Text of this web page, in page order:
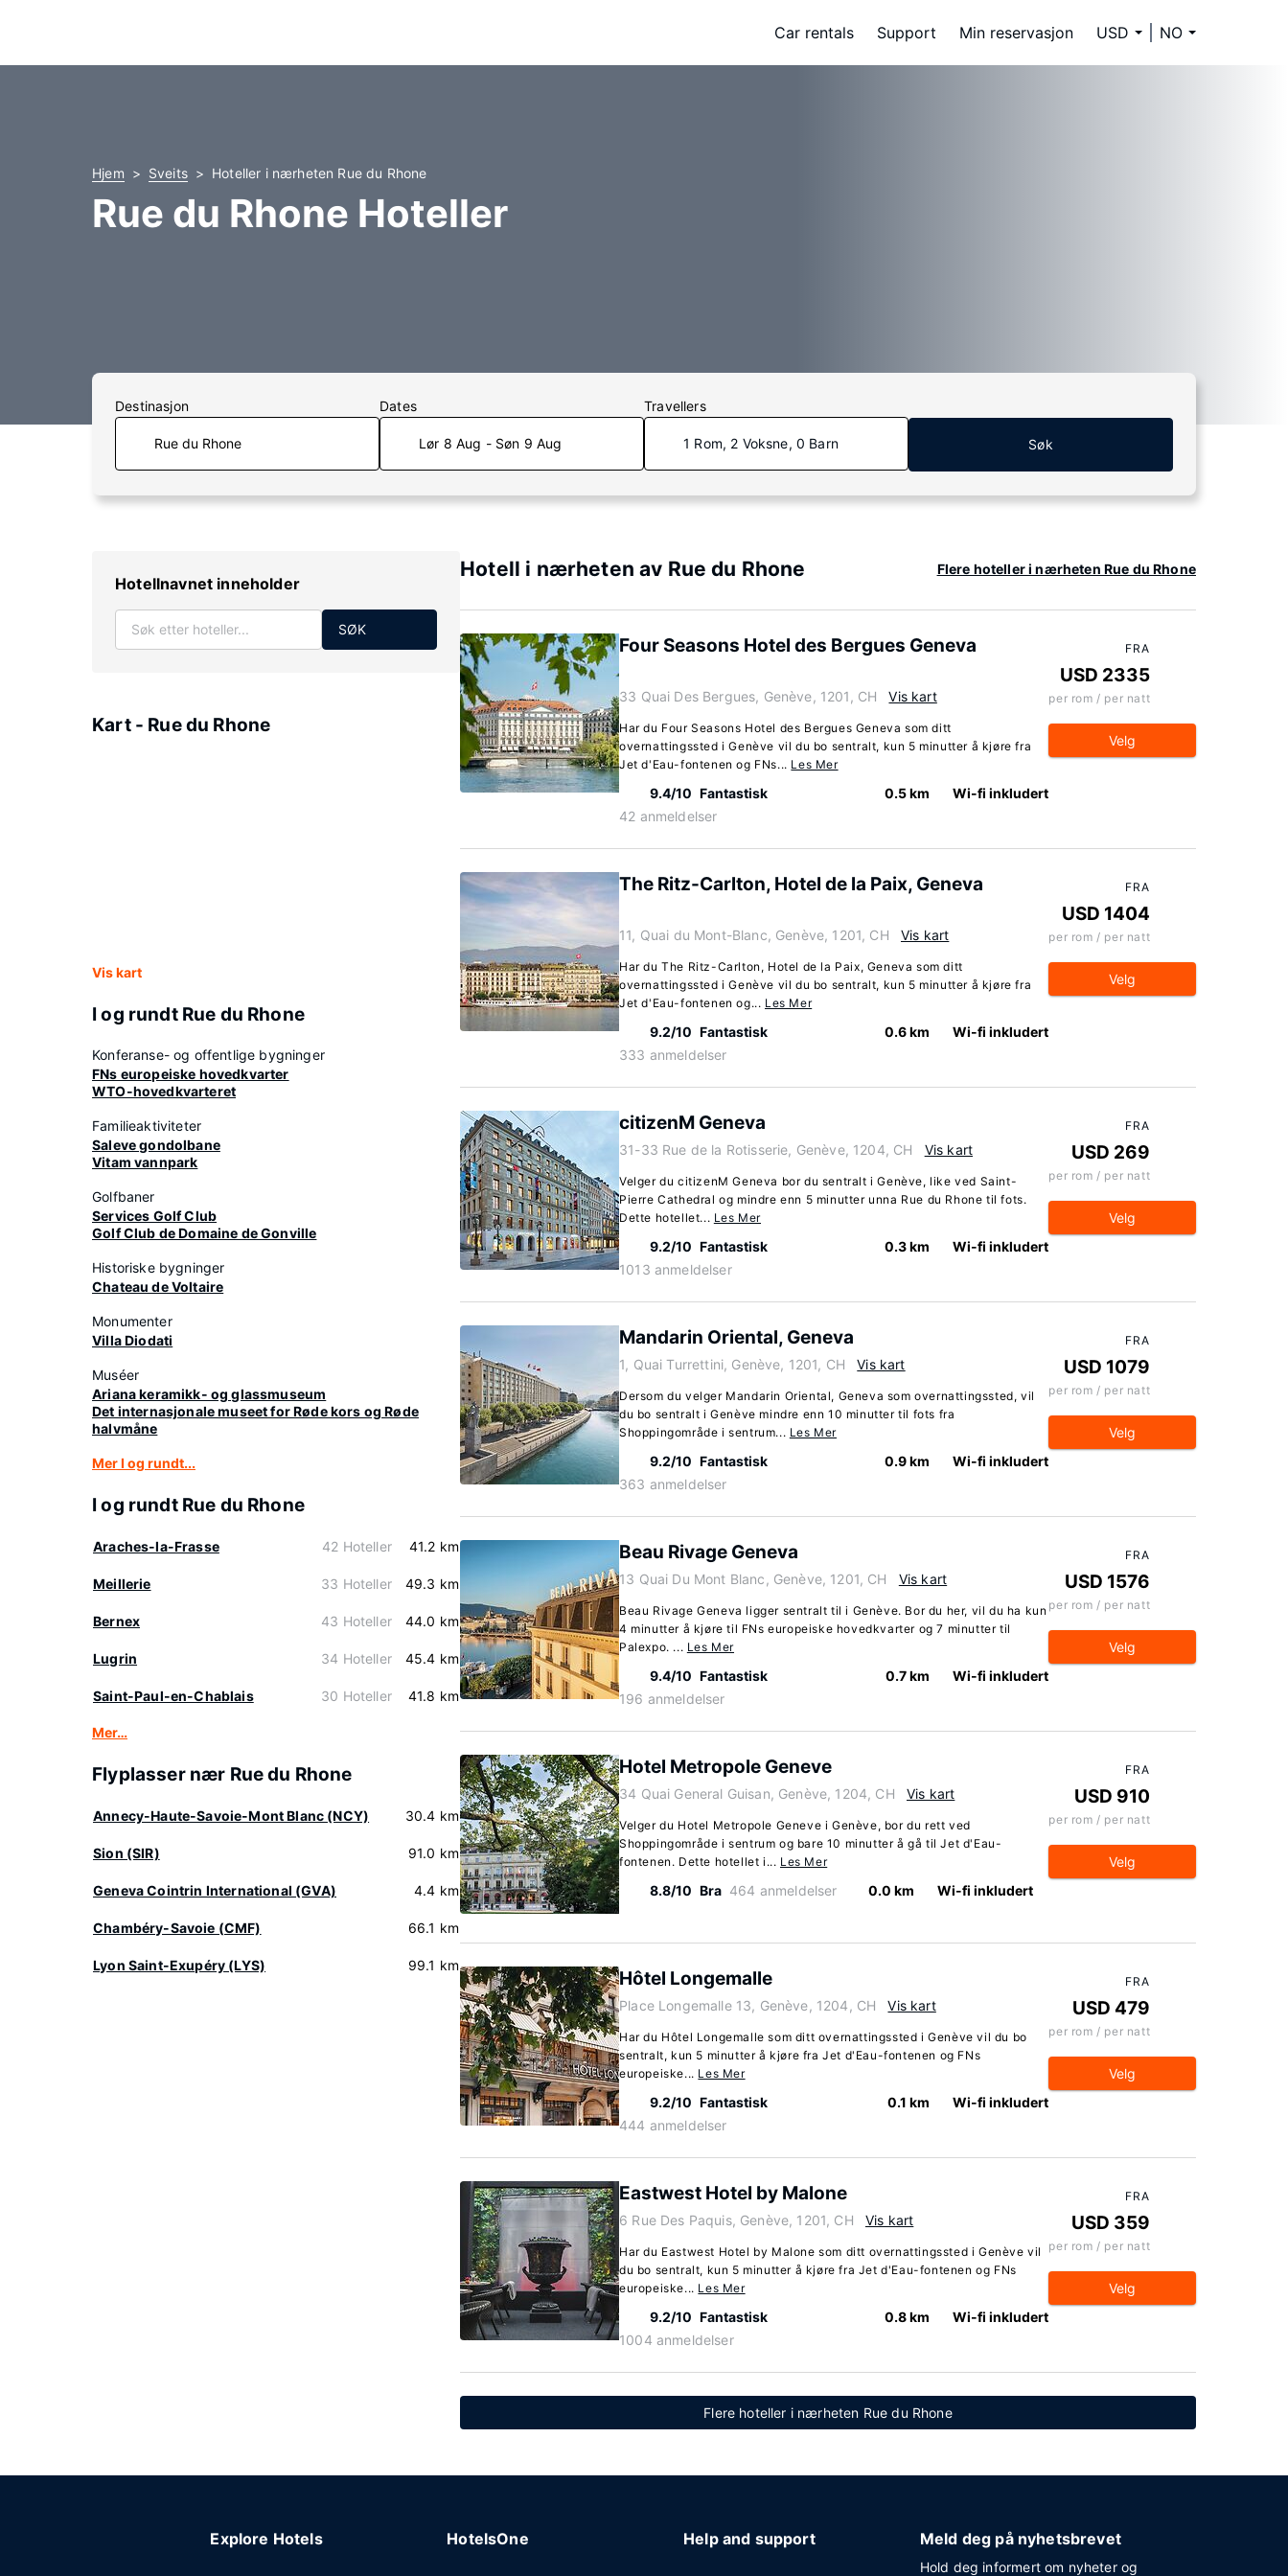
Car rentals Support Min reservasjon USD NO
Hjem Sveits Hoteller i nærheten Rue du Rhone
Rue du Rhone Hoteller
Destinasjon Dates
Lør 8 Aug - Søn 9 Aug
Travellers
1 Rom, 2 Voksne, 0 Barn Søk
Hotellnavnet inneholder
SØK
Kart - Rue du Rhone
Vis kart
I og rundt Rue du Rhone
Konferanse- og offentlige bygninger
FNs europeiske hovedkvarter
WTO-hovedkvarteret
Familieaktiviteter
Saleve gondolbane
Vitam vannpark
Golfbaner
Services Golf Club
Golf Club de Domaine de Gonville
Historiske bygninger
Chateau de Voltaire
Monumenter
Villa Diodati
Muséer
Ariana keramikk- og glassmuseum
Det internasjonale museet for Røde kors og Røde
halvmåne
Mer I og rundt...
I og rundt Rue du Rhone
Araches-la-Frasse 42 Hoteller 41.2 km
Meillerie 33 Hoteller 49.3 km
Bernex 43 Hoteller 44.0 km
Lugrin 34 Hoteller 45.4 km
Saint-Paul-en-Chablais 30 Hoteller 41.8 km
Mer…
Flyplasser nær Rue du Rhone
Annecy-Haute-Savoie-Mont Blanc (NCY) 30.4 km
Sion (SIR) 91.0 km
Geneva Cointrin International (GVA) 4.4 km
Chambéry-Savoie (CMF) 66.1 km
Lyon Saint-Exupéry (LYS) 99.1 km
Hotell i nærheten av Rue du Rhone Flere hoteller i nærheten Rue du Rhone
Four Seasons Hotel des Bergues Geneva
33 Quai Des Bergues, Genève, 1201, CH Vis kart
Har du Four Seasons Hotel des Bergues Geneva som ditt
overnattingssted i Genève vil du bo sentralt, kun 5 minutter å kjøre fra
Jet d'Eau-fontenen og FNs... Les Mer
9.4/10 Fantastisk
42 anmeldelser
0.5 km Wi-fi inkludert
FRA
USD 2335
per rom / per natt
Velg
The Ritz-Carlton, Hotel de la Paix, Geneva
11, Quai du Mont-Blanc, Genève, 1201, CH Vis kart
Har du The Ritz-Carlton, Hotel de la Paix, Geneva som ditt
overnattingssted i Genève vil du bo sentralt, kun 5 minutter å kjøre fra
Jet d'Eau-fontenen og... Les Mer
9.2/10 Fantastisk
333 anmeldelser
0.6 km Wi-fi inkludert
FRA
USD 1404
per rom / per natt
Velg
citizenM Geneva
31-33 Rue de la Rotisserie, Genève, 1204, CH Vis kart
Velger du citizenM Geneva bor du sentralt i Genève, like ved Saint-
Pierre Cathedral og mindre enn 5 minutter unna Rue du Rhone til fots.
Dette hotellet... Les Mer
9.2/10 Fantastisk
1013 anmeldelser
0.3 km Wi-fi inkludert
FRA
USD 269
per rom / per natt
Velg
Mandarin Oriental, Geneva
1, Quai Turrettini, Genève, 1201, CH Vis kart
Dersom du velger Mandarin Oriental, Geneva som overnattingssted, vil
du bo sentralt i Genève mindre enn 10 minutter til fots fra
Shoppingområde i sentrum... Les Mer
9.2/10 Fantastisk
363 anmeldelser
0.9 km Wi-fi inkludert
FRA
USD 1079
per rom / per natt
Velg
Beau Rivage Geneva
13 Quai Du Mont Blanc, Genève, 1201, CH Vis kart
Beau Rivage Geneva ligger sentralt til i Genève. Bor du her, vil du ha kun
4 minutter å kjøre til FNs europeiske hovedkvarter og 7 minutter til
Palexpo. ... Les Mer
9.4/10 Fantastisk
196 anmeldelser
0.7 km Wi-fi inkludert
FRA
USD 1576
per rom / per natt
Velg
Hotel Metropole Geneve
34 Quai General Guisan, Genève, 1204, CH Vis kart
Velger du Hotel Metropole Geneve i Genève, bor du rett ved
Shoppingområde i sentrum og bare 10 minutter å gå til Jet d'Eau-
fontenen. Dette hotellet i... Les Mer
8.8/10 Bra 464 anmeldelser 0.0 km Wi-fi inkludert
FRA
USD 910
per rom / per natt
Velg
Hôtel Longemalle
Place Longemalle 13, Genève, 1204, CH Vis kart
Har du Hôtel Longemalle som ditt overnattingssted i Genève vil du bo
sentralt, kun 5 minutter å kjøre fra Jet d'Eau-fontenen og FNs
europeiske... Les Mer
9.2/10 Fantastisk
444 anmeldelser
0.1 km Wi-fi inkludert
FRA
USD 479
per rom / per natt
Velg
Eastwest Hotel by Malone
6 Rue Des Paquis, Genève, 1201, CH Vis kart
Har du Eastwest Hotel by Malone som ditt overnattingssted i Genève vil
du bo sentralt, kun 5 minutter å kjøre fra Jet d'Eau-fontenen og FNs
europeiske... Les Mer
9.2/10 Fantastisk
1004 anmeldelser
0.8 km Wi-fi inkludert
FRA
USD 359
per rom / per natt
Velg
Flere hoteller i nærheten Rue du Rhone
Explore Hotels HotelsOne Help and support Meld deg på nyhetsbrevet
Hold deg informert om nyheter og